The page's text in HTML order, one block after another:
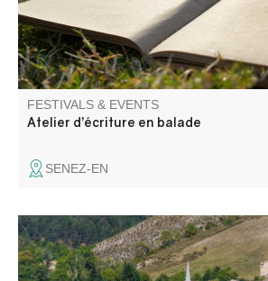
FESTIVALS & EVENTS
Atelier d’écriture en balade
SENEZ-EN
Messe en l'église suivie d'un apéritif
municipalité. Concours de boules en